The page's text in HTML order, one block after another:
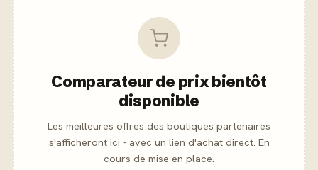
Comparateur de prix bientôt
disponible
Les meilleures offres des boutiques partenaires
s'afficheront ici - avec un lien d'achat direct. En
cours de mise en place.